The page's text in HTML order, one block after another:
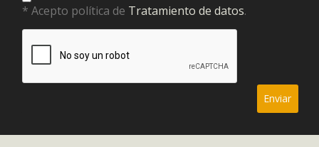
* Acepto política de Tratamiento de datos.